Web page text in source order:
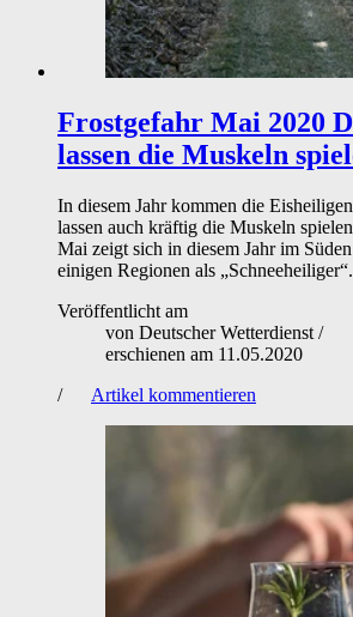
Frostgefahr Mai 2020
lassen die Muskeln
In diesem Jahr kommen die
lassen auch kräftig die Muskeln
Mai zeigt sich in diesem Jahr im
einigen Regionen als „Schneeheiliger“.
Veröffentlicht am
von Deutscher Wetterdienst /
erschienen am 11.05.2020
/
Artikel kommentieren